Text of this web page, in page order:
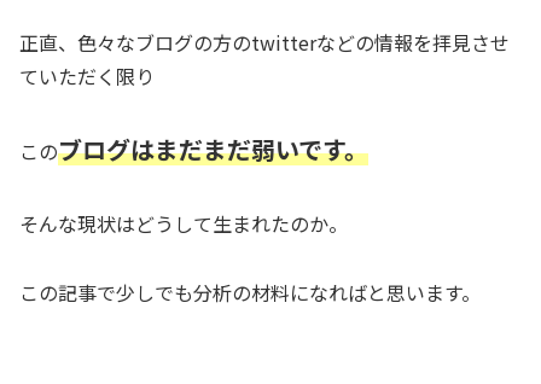
正直、色々なブログの方のtwitterなどの情報を拝見させ
ていただく限り
このブログはまだまだ弱いです。
そんな現状はどうして生まれたのか。
この記事で少しでも分析の材料になればと思います。